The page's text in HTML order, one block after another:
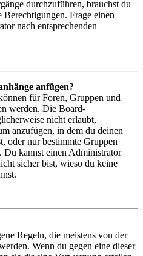
durchzuführen, brauchst du
Berechtigungen. Frage einen
nach entsprechenden
anfügen?
für Foren, Gruppen und
werden. Die Board-
nicht erlaubt,
anzufügen, in dem du deinen
oder nur bestimmte Gruppen
Du kannst einen Administrator
sicher bist, wieso du keine
Regeln, die meistens von der
Wenn du gegen eine dieser